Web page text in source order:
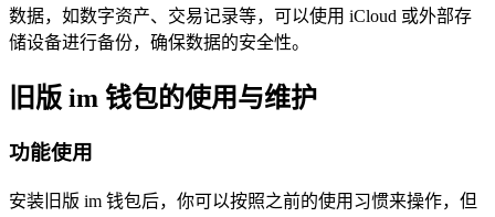
数据，如数字资产、交易记录等，可以使用 iCloud 或外部存
储设备进行备份，确保数据的安全性。
旧版 im 钱包的使用与维护
功能使用
安装旧版 im 钱包后，你可以按照之前的使用习惯来操作，但